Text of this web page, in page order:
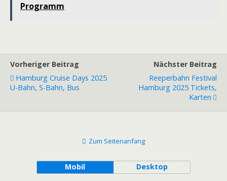
Programm
Vorheriger Beitrag
Hamburg Cruise Days 2025
U-Bahn, S-Bahn, Bus
Nächster Beitrag
Reeperbahn Festival
Hamburg 2025 Tickets,
Karten
Zum Seitenanfang
Mobil Desktop